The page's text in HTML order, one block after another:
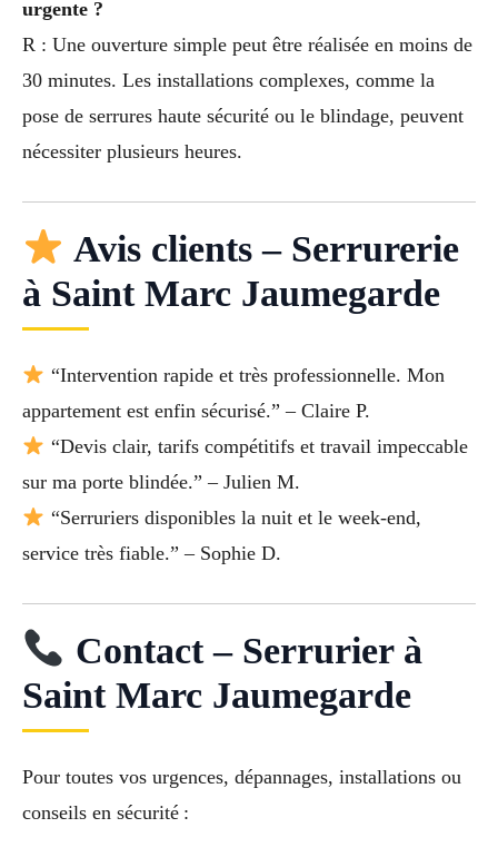
urgente ?
R : Une ouverture simple peut être réalisée en moins de
30 minutes. Les installations complexes, comme la
pose de serrures haute sécurité ou le blindage, peuvent
nécessiter plusieurs heures.
Avis clients – Serrurerie
à Saint Marc Jaumegarde
“Intervention rapide et très professionnelle. Mon
appartement est enfin sécurisé.” – Claire P.
“Devis clair, tarifs compétitifs et travail impeccable
sur ma porte blindée.” – Julien M.
“Serruriers disponibles la nuit et le week-end,
service très fiable.” – Sophie D.
Contact – Serrurier à
Saint Marc Jaumegarde
Pour toutes vos urgences, dépannages, installations ou
conseils en sécurité :